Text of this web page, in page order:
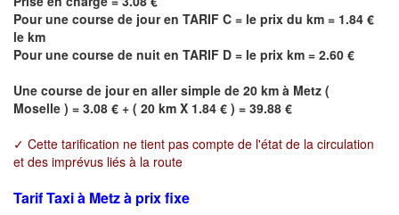
Pour une course de jour en TARIF C = le prix du km = 1.84 €
le km
Pour une course de nuit en TARIF D = le prix km = 2.60 €
Une course de jour en aller simple de 20 km à Metz (
Moselle ) = 3.08 € + ( 20 km X 1.84 € ) = 39.88 €
✓ Cette tarification ne tient pas compte de l'état de la circulation
et des imprévus liés à la route
Tarif Taxi à Metz à prix fixe